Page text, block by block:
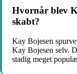
Hvornår blev
skabt?
Kay Bojesen
Kay Bojesen selv.
stadig meget